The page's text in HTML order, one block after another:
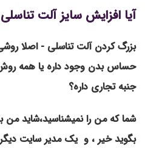
آیا افزایش سایز آلت
بزرگ کردن آلت تناسلی - اصلا
حساس بدن وجود داره یا همه
جنبه تجاری داره؟
شما که من را نمیشناسید،شاید من
بگوید خیر ، و یک مدیر سایت